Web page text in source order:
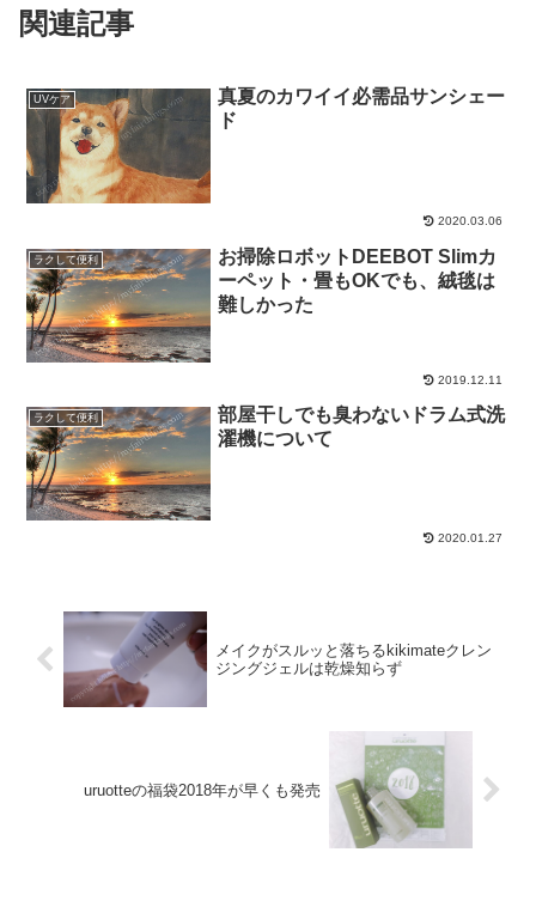
関連記事
UVケア
真夏のカワイイ必需品サンシェー
ド
2020.03.06
ラクして便利
お掃除ロボットDEEBOT Slimカ
ーペット・畳もOKでも、絨毯は
難しかった
2019.12.11
ラクして便利
部屋干しでも臭わないドラム式洗
濯機について
2020.01.27
メイクがスルッと落ちるkikimateクレン
ジングジェルは乾燥知らず
uruotteの福袋2018年が早くも発売